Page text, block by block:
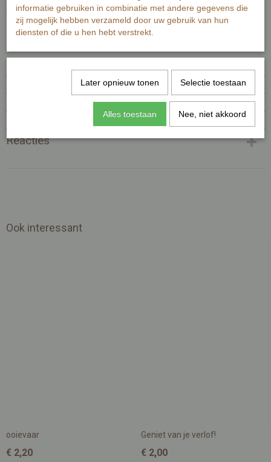
Wenskaart bevat aan de voorzijde geen tekst.
7448100716750
MI333
0 x 12,50 x 12,50 cm
Reacties
Ook interessant
ooievaar
€ 2,20
Geniet van je verlof!
€ 2,00
informatie gebruiken in combinatie met andere gegevens die
zij mogelijk hebben verzameld door uw gebruik van hun
diensten of die u hen hebt verstrekt.
Later opnieuw tonen Selectie toestaan
Alles toestaan Nee, niet akkoord